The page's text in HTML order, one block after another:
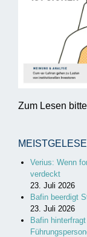
Zum Lesen
Verius: Wenn
verdeckt
23. Juli 2026
Bafin beerdigt
23. Juli 2026
Bafin